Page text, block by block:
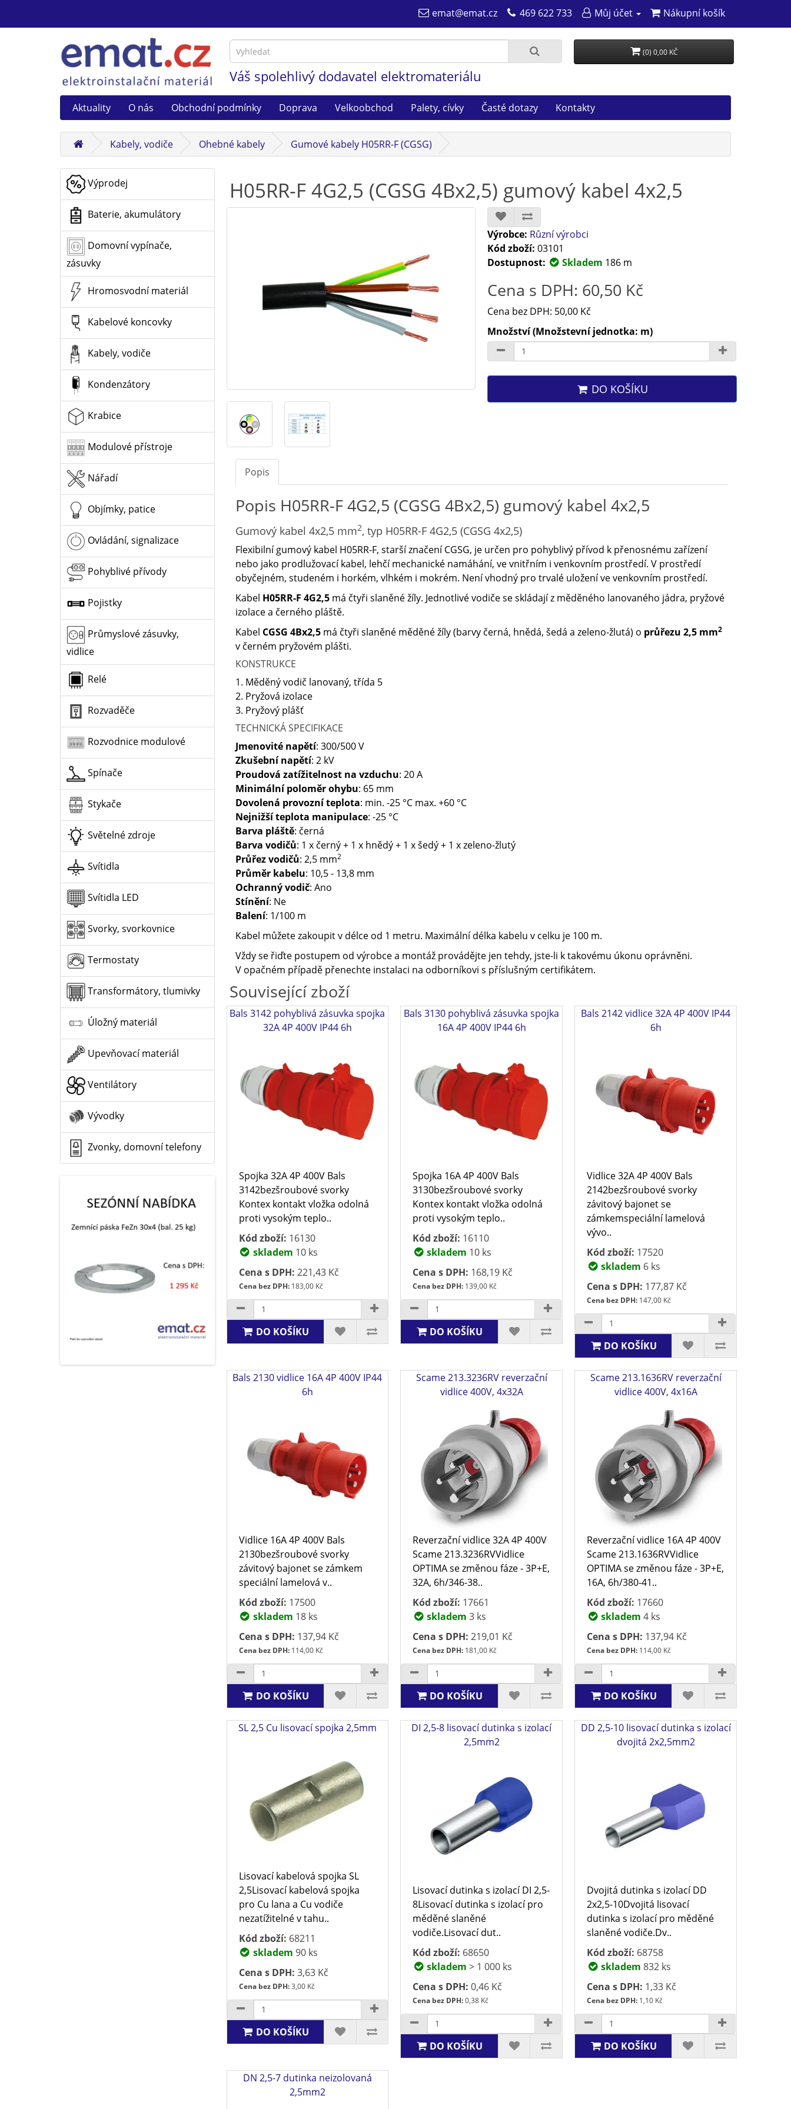
emat@emat.cz 469 622 733 Můj účet Nákupní košík
Váš spolehlivý dodavatel elektromateriálu
(0) 0,00 KČ
Aktuality O nás Obchodní podmínky Doprava Velkoobchod Palety, cívky Časté dotazy Kontakty
Kabely, vodiče Ohebné kabely Gumové kabely H05RR-F (CGSG)
Výprodej
Baterie, akumulátory
Domovní vypínače,
zásuvky
Hromosvodní materiál
Kabelové koncovky
Kabely, vodiče
Kondenzátory
Krabice
Modulové přístroje
Nářadí
Objímky, patice
Ovládání, signalizace
Pohyblivé přívody
Pojistky
Průmyslové zásuvky,
vidlice
Relé
Rozvaděče
Rozvodnice modulové
Spínače
Stykače
Světelné zdroje
Svítidla
Svítidla LED
Svorky, svorkovnice
Termostaty
Transformátory, tlumivky
Úložný materiál
Upevňovací materiál
Ventilátory
Vývodky
Zvonky, domovní telefony
H05RR-F 4G2,5 (CGSG 4Bx2,5) gumový kabel 4x2,5
Výrobce: Různí výrobci
Kód zboží: 03101
Dostupnost:
Skladem 186 m
Cena s DPH: 60,50 Kč
Cena bez DPH: 50,00 Kč
Množství (Množstevní jednotka: m)
DO KOŠÍKU
Popis
Popis H05RR-F 4G2,5 (CGSG 4Bx2,5) gumový kabel 4x2,5
Gumový kabel 4x2,5 mm2, typ H05RR-F 4G2,5 (CGSG 4x2,5)
Flexibilní gumový kabel H05RR-F, starší značení CGSG, je určen pro pohyblivý přívod k přenosnému zařízení
nebo jako prodlužovací kabel, lehčí mechanické namáhání, ve vnitřním i venkovním prostředí. V prostředí
obyčejném, studeném i horkém, vlhkém i mokrém. Není vhodný pro trvalé uložení ve venkovním prostředí.
Kabel H05RR-F 4G2,5má čtyři slaněné žíly. Jednotlivé vodiče se skládají z měděného lanovaného jádra, pryžové
izolace a černého pláště.
Kabel CGSG 4Bx2,5má čtyři slaněné měděné žíly (barvy černá, hnědá, šedá a zeleno-žlutá) o průřezu 2,5 mm2
v černém pryžovém plášti.
KONSTRUKCE
1. Měděný vodič lanovaný, třída 5
2. Pryžová izolace
3. Pryžový plášť
TECHNICKÁ SPECIFIKACE
Jmenovité napětí: 300/500 V
Zkušební napětí: 2 kV
Proudová zatížitelnost na vzduchu: 20 A
Minimální poloměr ohybu: 65 mm
Dovolená provozní teplota: min. -25 °C max. +60 °C
Nejnižší teplota manipulace: -25 °C
Barva pláště: černá
Barva vodičů: 1 x černý + 1 x hnědý + 1 x šedý + 1 x zeleno-žlutý
Průřez vodičů: 2,5 mm2
Průměr kabelu: 10,5 - 13,8 mm
Ochranný vodič: Ano
Stínění: Ne
Balení: 1/100 m
Kabel můžete zakoupit v délce od 1 metru. Maximální délka kabelu v celku je 100 m.
Vždy se řiďte postupem od výrobce a montáž provádějte jen tehdy, jste-li k takovému úkonu oprávněni.
V opačném případě přenechte instalaci na odborníkovi s příslušným certifikátem.
Související zboží
Bals 3142 pohyblivá zásuvka spojka
32A 4P 400V IP44 6h
Spojka 32A 4P 400V Bals
3142bezšroubové svorky
Kontex kontakt vložka odolná
proti vysokým teplo..
Kód zboží: 16130
skladem 10 ks
Cena s DPH: 221,43 Kč
Cena bez DPH:183,00 Kč
DO KOŠÍKU
Bals 3130 pohyblivá zásuvka spojka
16A 4P 400V IP44 6h
Spojka 16A 4P 400V Bals
3130bezšroubové svorky
Kontex kontakt vložka odolná
proti vysokým teplo..
Kód zboží: 16110
skladem 10 ks
Cena s DPH: 168,19 Kč
Cena bez DPH: 139,00 Kč
DO KOŠÍKU
Bals 2142 vidlice 32A 4P 400V IP44
6h
Vidlice 32A 4P 400V Bals
2142bezšroubové svorky
závitový bajonet se
zámkemspeciální lamelová
vývo..
Kód zboží: 17520
skladem 6 ks
Cena s DPH: 177,87 Kč
Cena bez DPH: 147,00 Kč
DO KOŠÍKU
Bals 2130 vidlice 16A 4P 400V IP44
6h
Vidlice 16A 4P 400V Bals
2130bezšroubové svorky
závitový bajonet se zámkem
speciální lamelová v..
Kód zboží: 17500
skladem 18 ks
Cena s DPH: 137,94 Kč
Cena bez DPH:114,00 Kč
DO KOŠÍKU
Scame 213.3236RV reverzační
vidlice 400V, 4x32A
Reverzační vidlice 32A 4P 400V
Scame 213.3236RVVidlice
OPTIMA se změnou fáze - 3P+E,
32A, 6h/346-38..
Kód zboží: 17661
skladem 3 ks
Cena s DPH: 219,01 Kč
Cena bez DPH: 181,00 Kč
DO KOŠÍKU
Scame 213.1636RV reverzační
vidlice 400V, 4x16A
Reverzační vidlice 16A 4P 400V
Scame 213.1636RVVidlice
OPTIMA se změnou fáze - 3P+E,
16A, 6h/380-41..
Kód zboží: 17660
skladem 4 ks
Cena s DPH: 137,94 Kč
Cena bez DPH: 114,00 Kč
DO KOŠÍKU
SL 2,5 Cu lisovací spojka 2,5mm
Lisovací kabelová spojka SL
2,5Lisovací kabelová spojka
pro Cu lana a Cu vodiče
nezatížitelné v tahu..
Kód zboží: 68211
skladem 90 ks
Cena s DPH: 3,63 Kč
Cena bez DPH:3,00 Kč
DO KOŠÍKU
DI 2,5-8 lisovací dutinka s izolací
2,5mm2
Lisovací dutinka s izolací DI 2,5-
8Lisovací dutinka s izolací pro
měděné slaněné
vodiče.Lisovací dut..
Kód zboží: 68650
skladem > 1 000 ks
Cena s DPH: 0,46 Kč
Cena bez DPH:0,38 Kč
DO KOŠÍKU
DD 2,5-10 lisovací dutinka s izolací
dvojitá 2x2,5mm2
Dvojitá dutinka s izolací DD
2x2,5-10Dvojitá lisovací
dutinka s izolací pro měděné
slaněné vodiče.Dv..
Kód zboží: 68758
skladem 832 ks
Cena s DPH: 1,33 Kč
Cena bez DPH: 1,10 Kč
DO KOŠÍKU
DN 2,5-7 dutinka neizolovaná
2,5mm2